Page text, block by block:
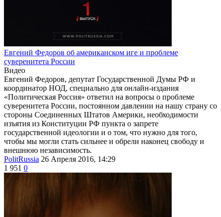
Евгений Федоров об американском иге и проблеме
суверенитета России
Видео
Евгений Федоров, депутат Государственной Думы РФ и
координатор НОД, специально для онлайн-издания
«Политическая Россия» ответил на вопросы о проблеме
суверенитета России, постоянном давлении на нашу страну со
стороны Соединенных Штатов Америки, необходимости
изъятия из Конституции РФ пункта о запрете
государственной идеологии и о том, что нужно для того,
чтобы мы могли стать сильнее и обрели наконец свободу и
внешнюю независимость.
PolitRussia 26 Апреля 2016, 14:29
1 951 0